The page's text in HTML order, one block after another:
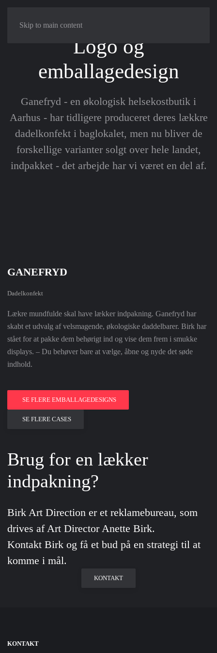
Skip to main content
Logo og
emballagedesign
Ganefryd - en økologisk helsekostbutik i
Aarhus - har tidligere produceret deres lækkre
dadelkonfekt i baglokalet, men nu bliver de
forskellige varianter solgt over hele landet,
indpakket - det arbejde har vi været en del af.
GANEFRYD
Dadelkonfekt
Lækre mundfulde skal have lækker indpakning. Ganefryd har
skabt et udvalg af velsmagende, økologiske daddelbarer. Birk har
stået for at pakke dem behørigt ind og vise dem frem i smukke
displays. – Du behøver bare at vælge, åbne og nyde det søde
indhold.
SE FLERE EMBALLAGEDESIGNS
SE FLERE CASES
Brug for en lækker
indpakning?
Birk Art Direction er et reklamebureau, som
drives af Art Director Anette Birk.
Kontakt Birk og få et bud på en strategi til at
komme i mål.
KONTAKT
KONTAKT